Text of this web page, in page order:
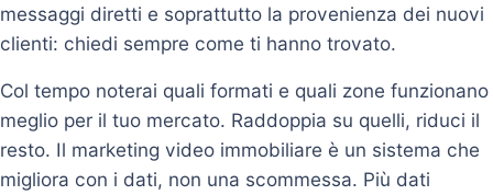
messaggi diretti e soprattutto la provenienza dei nuovi
clienti: chiedi sempre come ti hanno trovato.
Col tempo noterai quali formati e quali zone funzionano
meglio per il tuo mercato. Raddoppia su quelli, riduci il
resto. Il marketing video immobiliare è un sistema che
migliora con i dati, non una scommessa. Più dati